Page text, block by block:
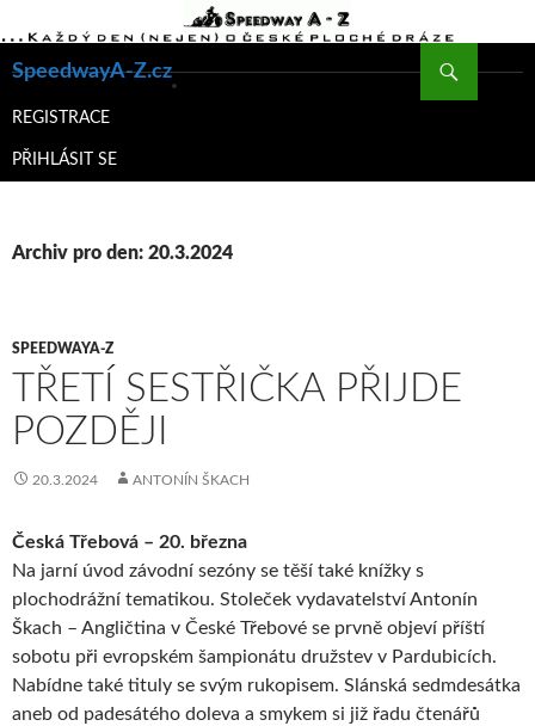
SpeedwayA-Z.cz
K
WEBU
REGISTRACE
PŘIHLÁSIT SE
Archiv pro den: 20.3.2024
SPEEDWAYA-Z
TŘETÍ SESTŘIČKA PŘIJDE
POZDĚJI
20.3.2024 ANTONÍN ŠKACH
Česká Třebová – 20. března
Na jarní úvod závodní sezóny se těší také knížky s
plochodrážní tematikou. Stoleček vydavatelství Antonín
Škach – Angličtina v České Třebové se prvně objeví příští
sobotu při evropském šampionátu družstev v Pardubicích.
Nabídne také tituly se svým rukopisem. Slánská sedmdesátka
aneb od padesátého doleva a smykem si již řadu čtenářů